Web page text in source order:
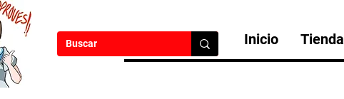
Inicio Tienda